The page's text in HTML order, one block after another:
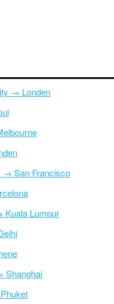
→ Londen
→ San Francisco
Kuala Lumpur
Shanghai